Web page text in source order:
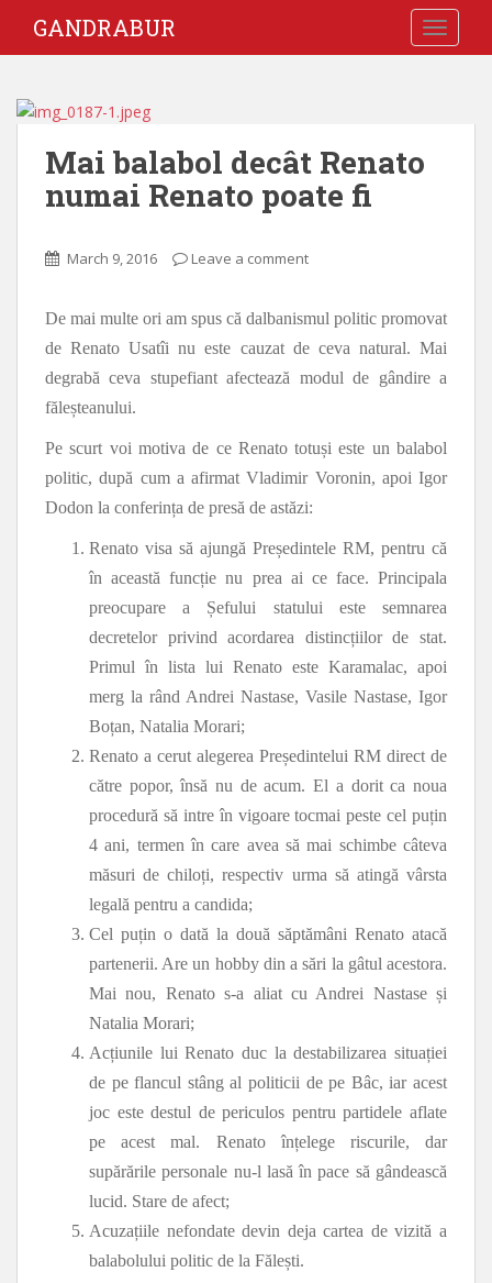
GANDRABUR
Mai balabol decât Renato
numai Renato poate fi
March 9, 2016 Leave a comment
De mai multe ori am spus că dalbanismul politic promovat
de Renato Usatîi nu este cauzat de ceva natural. Mai
degrabă ceva stupefiant afectează modul de gândire a
făleșteanului.
Pe scurt voi motiva de ce Renato totuși este un balabol
politic, după cum a afirmat Vladimir Voronin, apoi Igor
Dodon la conferința de presă de astăzi:
Renato visa să ajungă Președintele RM, pentru că
în această funcție nu prea ai ce face. Principala
preocupare a Șefului statului este semnarea
decretelor privind acordarea distincțiilor de stat.
Primul în lista lui Renato este Karamalac, apoi
merg la rând Andrei Nastase, Vasile Nastase, Igor
Boțan, Natalia Morari;
Renato a cerut alegerea Președintelui RM direct de
către popor, însă nu de acum. El a dorit ca noua
procedură să intre în vigoare tocmai peste cel puțin
4 ani, termen în care avea să mai schimbe câteva
măsuri de chiloți, respectiv urma să atingă vârsta
legală pentru a candida;
Cel puțin o dată la două săptămâni Renato atacă
partenerii. Are un hobby din a sări la gâtul acestora.
Mai nou, Renato s-a aliat cu Andrei Nastase și
Natalia Morari;
Acțiunile lui Renato duc la destabilizarea situației
de pe flancul stâng al politicii de pe Bâc, iar acest
joc este destul de periculos pentru partidele aflate
pe acest mal. Renato înțelege riscurile, dar
supărările personale nu-l lasă în pace să gândească
lucid. Stare de afect;
Acuzațiile nefondate devin deja cartea de vizită a
balabolului politic de la Fălești.